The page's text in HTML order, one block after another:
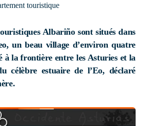
touristique
Albariño sont situés dans
un beau village d’environ quatre
à la frontière entre les Asturies et la
célèbre estuaire de l’Eo, déclaré